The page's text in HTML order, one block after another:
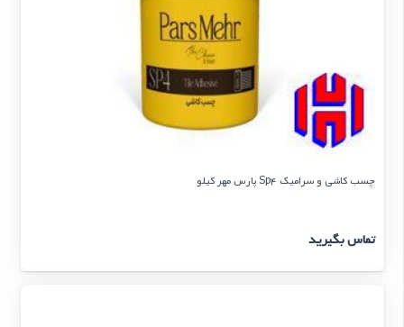
چسب کاشی و سرامیک Sp4 پارس مهر کیلو
تماس بگیرید